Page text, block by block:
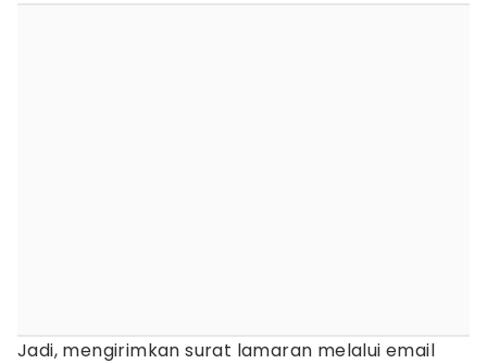
Jadi, mengirimkan surat lamaran melalui email